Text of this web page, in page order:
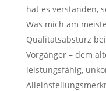
hat es verstanden,
Was mich am
Qualitätsabsturz
Vorgänger – dem
leistungsfähig,